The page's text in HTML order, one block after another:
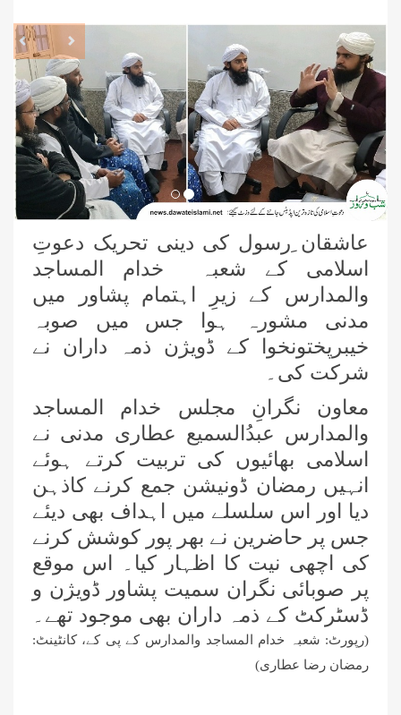
Next
عاشقان ِرسول کی دینی تحریک دعوتِ
اسلامی کے شعبہ خدام المساجد
والمدارس کے زیرِ اہتمام پشاور میں
مدنی مشورہ ہوا جس میں صوبہ
خیبرپختونخوا کے ڈویژن ذمہ داران نے
شرکت کی۔
معاون نگرانِ مجلس خدام المساجد
والمدارس عبدُالسمیع عطاری مدنی نے
اسلامی بھائیوں کیتربیت کرتے ہوئے
انہیں رمضان ڈونیشن جمع کرنے کاذہن
دیا اور اس سلسلے میں اہداف بھی دیئے
جس پر حاضرین نے بھر پور کوشش کرنے
کی اچھی نیت کا اظہار کیا۔ اس موقع
پر صوبائی نگران سمیت پشاور ڈویژن و
ڈسٹرکٹ کے ذمہ داران بھی موجود تھے۔
(رپورٹ: شعبہ خدام المساجد والمدارس کے پی کے، کانٹینٹ:
رمضان رضا عطاری)
میں طلبہ کو اشاروں کی زبان سکھائی گئی
اسپیشل پرسنز ڈیپارٹمنٹ کے تحت 3
دن کا قافلہ، دینی احکام اور سنتوں کی
تربیت
پشاور: مدرسۃ المدینہ میں سیکھنے
سکھانے کا حلقہ، اسپیشل پرسنز کی
معاونت کا ذہن
فیضانِ مدینہ G-11، اسلام آباد میں
اسپیشل پرسنز کے لیے خصوصی حلقے کا
انعقاد
وفاقی دارالحکومت اسلام آباد میں